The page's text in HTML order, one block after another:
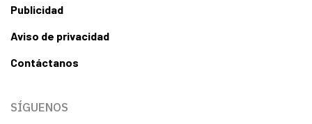
Publicidad
Aviso de privacidad
Contáctanos
SÍGUENOS